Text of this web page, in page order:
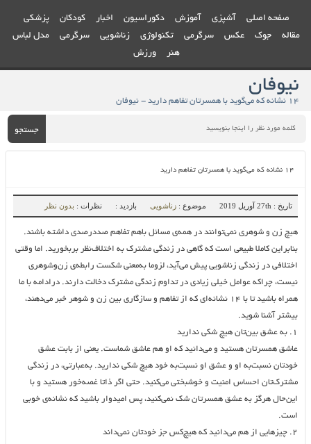
صفحه اصلی آشپزی آموزش دکوراسیون اخبار کودکان
پزشکی
مقاله
جوک عکس سرگرمی تکنولوژی زناشویی سرگرمی
مدل لباس
هنر
ورزش
نیوفان
۱۴ نشانه که می‌گوید با همسرتان تفاهم دارید - نیوفان
جستجو
۱۴ نشانه که می‌گوید با همسرتان تفاهم دارید
تاریخ : 27th آوریل 2019 موضوع : زناشویی بازدید : نظرات : بدون نظر
هیچ زن و شوهری نمی‌توانند در همه‌ی مسائل باهم تفاهم صددرصدی داشته باشند.
بنابراین کاملا طبیعی است که گاهی در زندگی مشترک به اختلاف‌‌نظر بربخورید. اما وقتی
اختلافی در زندگی زناشویی پیش می‌آید، لزوما به‌معنی شکست رابطه‌ی زن‌وشوهری
نیست، چراکه عوامل خیلی زیادی در تداوم زندگی مشترک دخالت دارند. درادامه با ما
همراه باشید تا با ۱۴ نشانه‌ای که از تفاهم و سازگاری بین زن و شوهر خبر می‌دهند،
بیشتر آشنا شوید.
۱. به عشق بین‌تان هیچ شکی ندارید
عاشق همسرتان هستید و می‌دانید که او هم عاشق شماست. یعنی از بابت عشق
خودتان نسبت‌به او و عشق او نسبت‌به خود هیچ شکی ندارید. به‌عبارتی، در زندگی
مشترک‌تان احساس امنیت و خوشبختی می‌کنید. حتی اگر ذاتا غصه‌خور هستید و با
این‌حال هرگز به عشق همسرتان شک نمی‌کنید، پس امیدوار باشید که نشانه‌ی خوبی
است.
۲. چیزهایی از هم می‌دانید که هیچ‌کس جز خودتان نمی‌داند